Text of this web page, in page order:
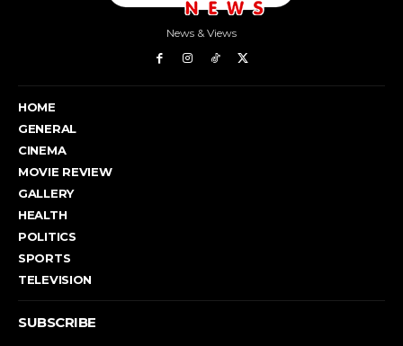
News & Views
HOME
GENERAL
CINEMA
MOVIE REVIEW
GALLERY
HEALTH
POLITICS
SPORTS
TELEVISION
SUBSCRIBE